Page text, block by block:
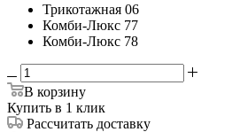
Трикотажная 06
Комби-Люкс 77
Комби-Люкс 78
В корзину
Купить в 1 клик
Рассчитать доставку